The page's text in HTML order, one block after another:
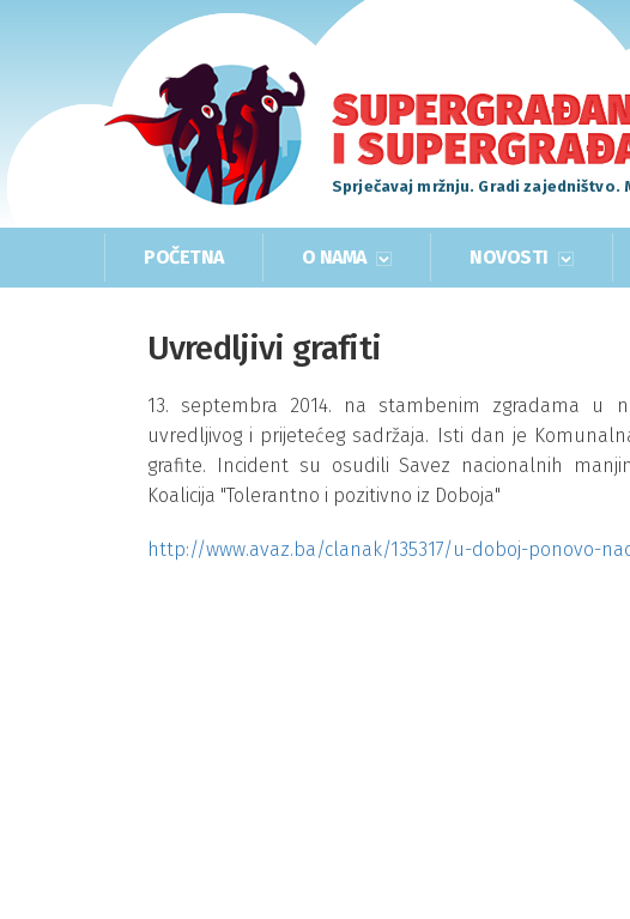
Sprječavaj mržnju. Gradi zajedništvo.
POČETNA O NAMA NOVOSTI
Uvredljivi grafiti
13. septembra 2014. na stambenim zgradama u
uvredljivog i prijetećeg sadržaja. Isti dan je
grafite. Incident su osudili Savez nacionalnih
Koalicija "Tolerantno i pozitivno iz Doboja"
http://www.avaz.ba/clanak/135317/u-doboj-ponovo-